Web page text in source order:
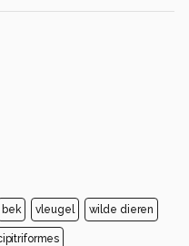
bek vleugel wilde dieren